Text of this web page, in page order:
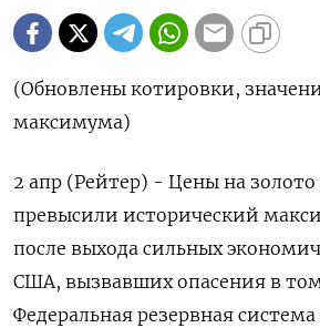
(Обновлены котировки,
максимума)
2 апр (Рейтер) - Цены на
превысили исторический
после выхода сильных
США, вызвавших опасения в
Федеральная резервная